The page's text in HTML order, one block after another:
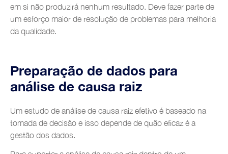
em si não produzirá nenhum resultado. Deve fazer parte de
um esforço maior de resolução de problemas para melhoria
da qualidade.
Preparação de dados para
análise de causa raiz
Um estudo de análise de causa raiz efetivo é baseado na
tomada de decisão e isso depende de quão eficaz é a
gestão dos dados.